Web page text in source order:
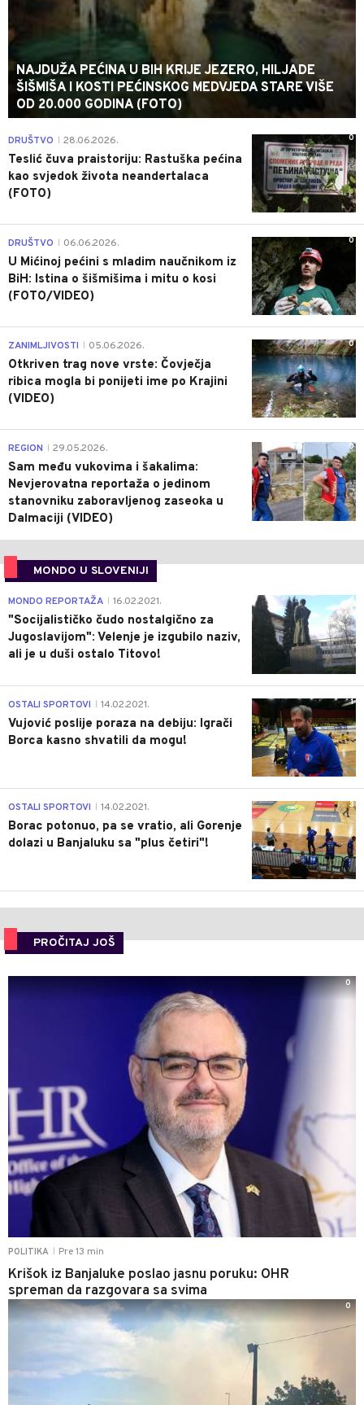
NAJDUŽA PEĆINA U BIH KRIJE JEZERO, HILJADE
ŠIŠMIŠA I KOSTI PEĆINSKOG MEDVJEDA STARE VIŠE
OD 20.000 GODINA (FOTO)
0
DRUŠTVO 28.06.2026.
Teslić čuva praistoriju: Rastuška pećina
kao svjedok života neandertalaca
(FOTO)
0
DRUŠTVO 06.06.2026.
U Mićinoj pećini s mladim naučnikom iz
BiH: Istina o šišmišima i mitu o kosi
(FOTO/VIDEO)
0
ZANIMLJIVOSTI 05.06.2026.
Otkriven trag nove vrste: Čovječja
ribica mogla bi ponijeti ime po Krajini
(VIDEO)
0
REGION 29.05.2026.
Sam među vukovima i šakalima:
Nevjerovatna reportaža o jedinom
stanovniku zaboravljenog zaseoka u
Dalmaciji (VIDEO)
MONDO U SLOVENIJI
4
MONDO REPORTAŽA 16.02.2021.
"Socijalističko čudo nostalgično za
Jugoslavijom": Velenje je izgubilo naziv,
ali je u duši ostalo Titovo!
1
OSTALI SPORTOVI 14.02.2021.
Vujović poslije poraza na debiju: Igrači
Borca kasno shvatili da mogu!
3
OSTALI SPORTOVI 14.02.2021.
Borac potonuo, pa se vratio, ali Gorenje
dolazi u Banjaluku sa "plus četiri"!
PROČITAJ JOŠ
POLITIKA Pre 13 min
Krišok iz Banjaluke poslao jasnu poruku: OHR
spreman da razgovara sa svima
0
0